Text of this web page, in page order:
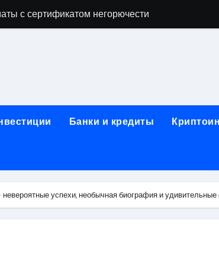
с сертификатом негорючести
и направляющих для конвейерных лент
лотков для хранения электронных
этапы строительства, проверка застройщика и
информация о
Банки и кредиты
успехи, необычная биография и